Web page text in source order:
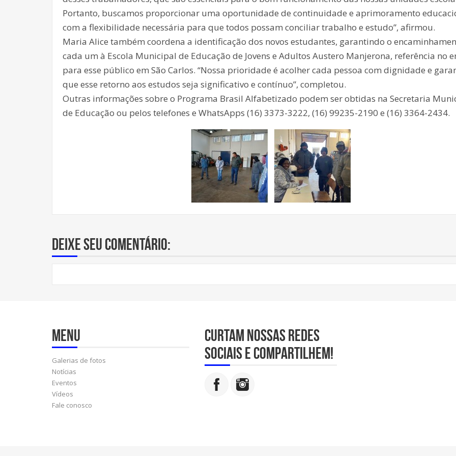
Portanto, buscamos proporcionar uma oportunidade de continuidade e aprimoramento
com a flexibilidade necessária para que todos possam conciliar trabalho e estudo”, afirmou.
Maria Alice também coordena a identificação dos novos estudantes, garantindo o
cada um à Escola Municipal de Educação de Jovens e Adultos Austero Manjerona, referência no
para esse público em São Carlos. “Nossa prioridade é acolher cada pessoa com dignidade e
que esse retorno aos estudos seja significativo e contínuo”, completou.
Outras informações sobre o Programa Brasil Alfabetizado podem ser obtidas na Secretaria
de Educação ou pelos telefones e WhatsApps (16) 3373-3222, (16) 99235-2190 e (16) 3364-2434.
Deixe seu comentário:
Menu
Galerias de fotos
Notícias
Eventos
Vídeos
Fale conosco
Curtam nossas redes
sociais e compartilhem!